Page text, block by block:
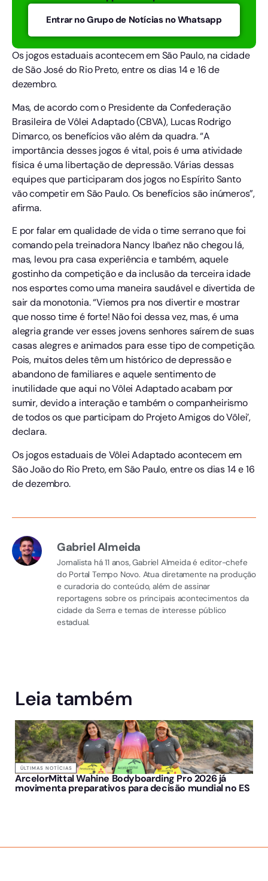
Entrar no Grupo de Notícias no Whatsapp
Os jogos estaduais acontecem em São Paulo, na cidade
de São José do Rio Preto, entre os dias 14 e 16 de
dezembro.
Mas, de acordo com o Presidente da Confederação
Brasileira de Vôlei Adaptado (CBVA), Lucas Rodrigo
Dimarco, os benefícios vão além da quadra. “A
importância desses jogos é vital, pois é uma atividade
física é uma libertação de depressão. Várias dessas
equipes que participaram dos jogos no Espírito Santo
vão competir em São Paulo. Os benefícios são inúmeros”,
afirma.
E por falar em qualidade de vida o time serrano que foi
comando pela treinadora Nancy Ibañez não chegou lá,
mas, levou pra casa experiência e também, aquele
gostinho da competição e da inclusão da terceira idade
nos esportes como uma maneira saudável e divertida de
sair da monotonia. “Viemos pra nos divertir e mostrar
que nosso time é forte! Não foi dessa vez, mas, é uma
alegria grande ver esses jovens senhores saírem de suas
casas alegres e animados para esse tipo de competição.
Pois, muitos deles têm um histórico de depressão e
abandono de familiares e aquele sentimento de
inutilidade que aqui no Vôlei Adaptado acabam por
sumir, devido a interação e também o companheirismo
de todos os que participam do Projeto Amigos do Vôlei’,
declara.
Os jogos estaduais de Vôlei Adaptado acontecem em
São João do Rio Preto, em São Paulo, entre os dias 14 e 16
de dezembro.
Gabriel Almeida
Jornalista há 11 anos, Gabriel Almeida é editor-chefe
do Portal Tempo Novo. Atua diretamente na produção
e curadoria do conteúdo, além de assinar
reportagens sobre os principais acontecimentos da
cidade da Serra e temas de interesse público
estadual.
Leia também
ÚLTIMAS NOTÍCIAS
ArcelorMittal Wahine Bodyboarding Pro 2026 já
movimenta preparativos para decisão mundial no ES